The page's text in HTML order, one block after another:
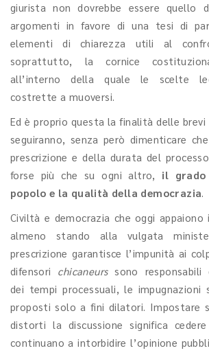
giurista non dovrebbe essere quello
argomenti in favore di una tesi di
elementi di chiarezza utili al
soprattutto, la cornice
all’interno della quale le scelte
costrette a muoversi.
Ed è proprio questa la finalità delle brevi
seguiranno, senza però dimenticare
prescrizione e della durata del
forse più che su ogni altro, il
popolo e la qualità della democrazia.
Civiltà e democrazia che oggi appaiono
almeno stando alla vulgata
prescrizione garantisce l’impunità ai
difensori chicaneurssono responsabili
dei tempi processuali, le impugnazioni
proposti solo a fini dilatori. Impostare
distorti la discussione significa
continuano a intorbidire l’opinione